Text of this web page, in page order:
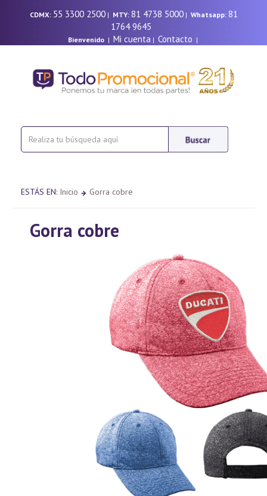
CDMX: 55 3300 2500| MTY: 81 4738 5000| Whatsapp: 81
1764 9645
Bienvenido| Mi cuenta | Contacto |
ESTÁS EN: Inicio Gorra cobre
Gorra cobre